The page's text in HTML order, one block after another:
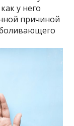
у него
причиной